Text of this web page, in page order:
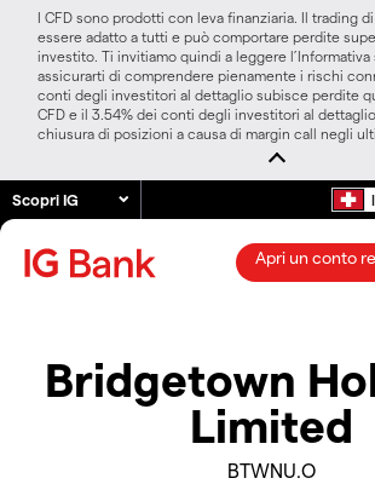
I CFD sono prodotti con leva finanziaria. Il trading
essere adatto a tutti e può comportare perdite
investito. Ti invitiamo quindi a leggere l’Informativa
assicurarti di comprendere pienamente i rischi
conti degli investitori al dettaglio subisce perdite
CFD e il 3.54% dei conti degli investitori al
chiusura di posizioni a causa di margin call negli
Scopri IG
Apri un conto
Bridgetown
Limited
BTWNU.O